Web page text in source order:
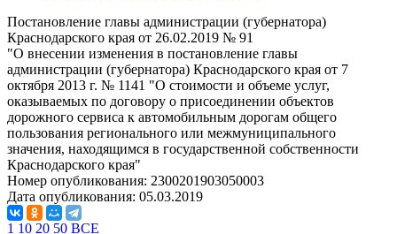
Постановление главы администрации (губернатора)
Краснодарского края от 26.02.2019 № 91
"О внесении изменения в постановление главы
администрации (губернатора) Краснодарского края от 7
октября 2013 г. № 1141 "О стоимости и объеме услуг,
оказываемых по договору о присоединении объектов
дорожного сервиса к автомобильным дорогам общего
пользования регионального или межмуниципального
значения, находящимся в государственной собственности
Краснодарского края"
Номер опубликования: 2300201903050003
Дата опубликования: 05.03.2019
1 10 20 50 ВСЕ